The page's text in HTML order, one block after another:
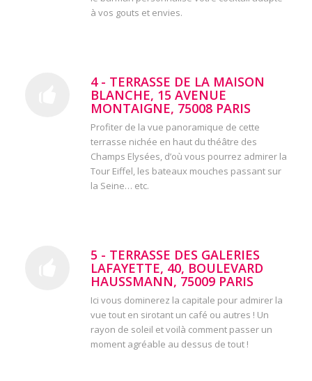
à vos gouts et envies.
4 - TERRASSE DE LA MAISON
BLANCHE, 15 AVENUE
MONTAIGNE, 75008 PARIS
Profiter de la vue panoramique de cette
terrasse nichée en haut du théâtre des
Champs Elysées, d’où vous pourrez admirer la
Tour Eiffel, les bateaux mouches passant sur
la Seine… etc.
5 - TERRASSE DES GALERIES
LAFAYETTE, 40, BOULEVARD
HAUSSMANN, 75009 PARIS
Ici vous dominerez la capitale pour admirer la
vue tout en sirotant un café ou autres ! Un
rayon de soleil et voilà comment passer un
moment agréable au dessus de tout !